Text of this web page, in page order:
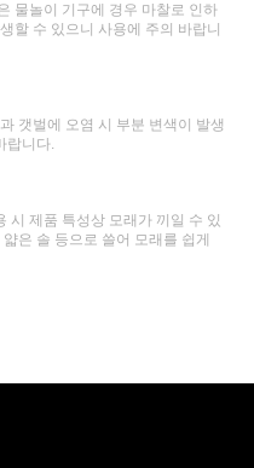
물놀이 기구에 경우 마찰로 인하
할 수 있으니 사용에 주의 바랍니
갯벌에 오염 시 부분 변색이 발생
랍니다.
시 제품 특성상 모래가 끼일 수 있
은 솔 등으로 쓸어 모래를 쉽게